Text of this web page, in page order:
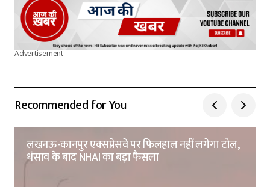
Advertisement
Recommended for You
लखनऊ-कानपुर एक्सप्रेसवे पर फिलहाल नहीं लगेगा टोल,
धंसाव के बाद NHAI का बड़ा फैसला